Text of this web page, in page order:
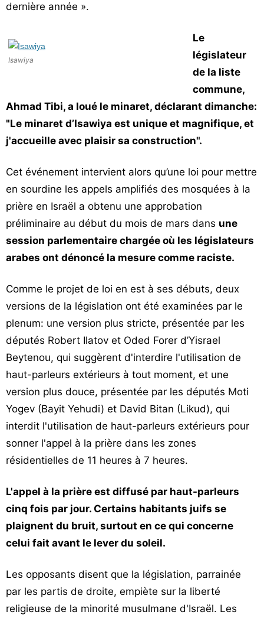
dernière année ».
Isawiya
Le
législateur
de la liste
commune,
Ahmad Tibi, a loué le minaret, déclarant dimanche:
"Le minaret d’Isawiya est unique et magnifique, et
j'accueille avec plaisir sa construction".
Cet événement intervient alors qu’une loi pour mettre
en sourdine les appels amplifiés des mosquées à la
prière en Israël a obtenu une approbation
préliminaire au début du mois de mars dans une
session parlementaire chargée où les législateurs
arabes ont dénoncé la mesure comme raciste.
Comme le projet de loi en est à ses débuts, deux
versions de la législation ont été examinées par le
plenum: une version plus stricte, présentée par les
députés Robert Ilatov et Oded Forer d’Yisrael
Beytenou, qui suggèrent d'interdire l'utilisation de
haut-parleurs extérieurs à tout moment, et une
version plus douce, présentée par les députés Moti
Yogev (Bayit Yehudi) et David Bitan (Likud), qui
interdit l'utilisation de haut-parleurs extérieurs pour
sonner l'appel à la prière dans les zones
résidentielles de 11 heures à 7 heures.
L'appel à la prière est diffusé par haut-parleurs
cinq fois par jour. Certains habitants juifs se
plaignent du bruit, surtout en ce qui concerne
celui fait avant le lever du soleil.
Les opposants disent que la législation, parrainée
par les partis de droite, empiète sur la liberté
religieuse de la minorité musulmane d'Israël. Les